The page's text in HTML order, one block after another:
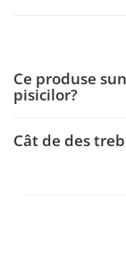
Ce produse
pisicilor?
Cât de des